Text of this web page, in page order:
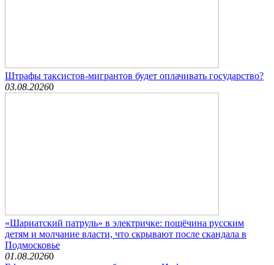
Штрафы таксистов-мигрантов будет оплачивать государство?
03.08.20260
«Шариатский патруль» в электричке: пощёчина русским
детям и молчание власти, что скрывают после скандала в
Подмосковье
01.08.20260